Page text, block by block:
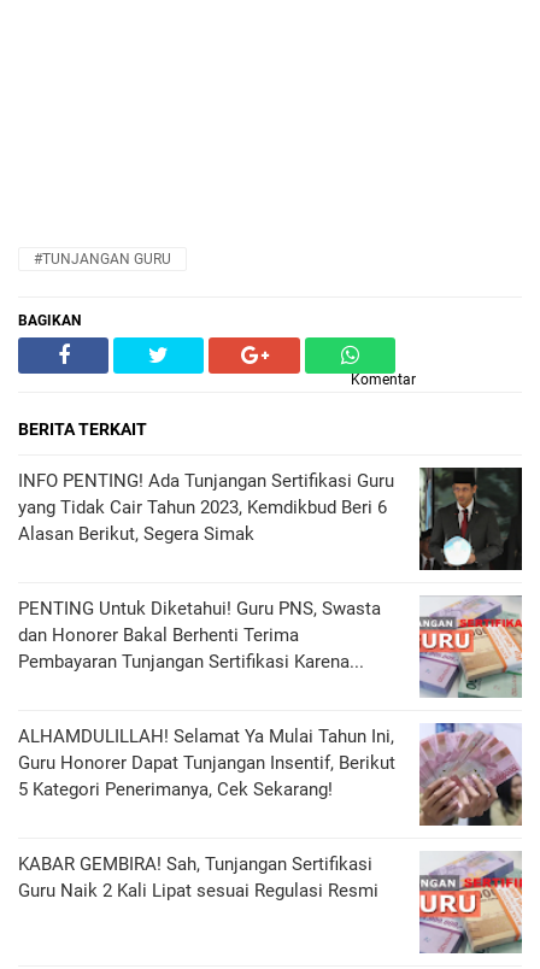
#TUNJANGAN GURU
BAGIKAN
Komentar
BERITA TERKAIT
INFO PENTING! Ada Tunjangan Sertifikasi Guru
yang Tidak Cair Tahun 2023, Kemdikbud Beri 6
Alasan Berikut, Segera Simak
PENTING Untuk Diketahui! Guru PNS, Swasta
dan Honorer Bakal Berhenti Terima
Pembayaran Tunjangan Sertifikasi Karena...
ALHAMDULILLAH! Selamat Ya Mulai Tahun Ini,
Guru Honorer Dapat Tunjangan Insentif, Berikut
5 Kategori Penerimanya, Cek Sekarang!
KABAR GEMBIRA! Sah, Tunjangan Sertifikasi
Guru Naik 2 Kali Lipat sesuai Regulasi Resmi